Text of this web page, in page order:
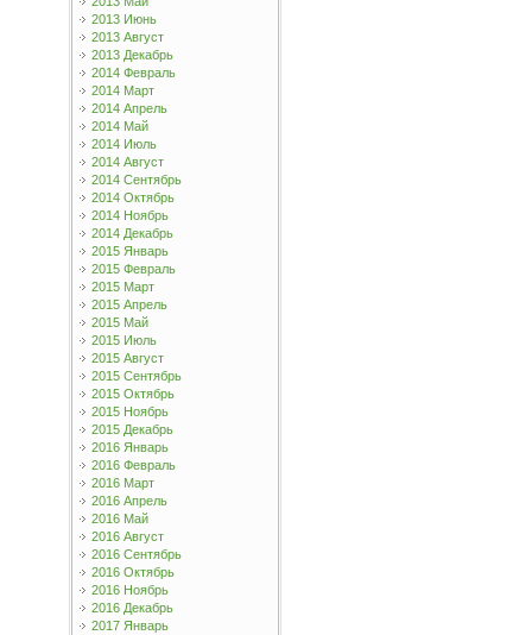
2013 Июнь
2013 Август
2013 Декабрь
2014 Февраль
2014 Март
2014 Апрель
2014 Май
2014 Июль
2014 Август
2014 Сентябрь
2014 Октябрь
2014 Ноябрь
2014 Декабрь
2015 Январь
2015 Февраль
2015 Март
2015 Апрель
2015 Май
2015 Июль
2015 Август
2015 Сентябрь
2015 Октябрь
2015 Ноябрь
2015 Декабрь
2016 Январь
2016 Февраль
2016 Март
2016 Апрель
2016 Май
2016 Август
2016 Сентябрь
2016 Октябрь
2016 Ноябрь
2016 Декабрь
2017 Январь